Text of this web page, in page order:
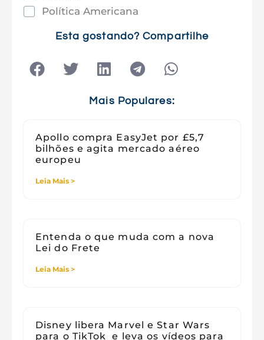
Política Americana
Tecnologia
Esta gostando? Compartilhe
Mais Populares:
Apollo compra EasyJet por £5,7
bilhões e agita mercado aéreo
europeu
Leia Mais >
Entenda o que muda com a nova
Lei do Frete
Leia Mais >
Disney libera Marvel e Star Wars
para o TikTok e leva os vídeos para